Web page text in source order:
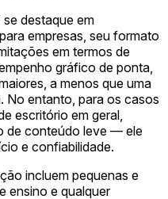
destaque em
empresas, seu formato
em termos de
gráfico de ponta,
a menos que uma
No entanto, para os casos
escritório em geral,
de conteúdo leve — ele
e confiabilidade.
incluem pequenas e
ensino e qualquer